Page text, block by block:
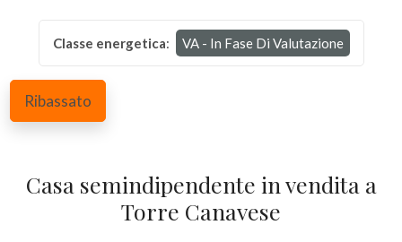
Classe energetica: VA - In Fase Di Valutazione
Ribassato
Casa semindipendente in vendita a
Torre Canavese
CONTATTI